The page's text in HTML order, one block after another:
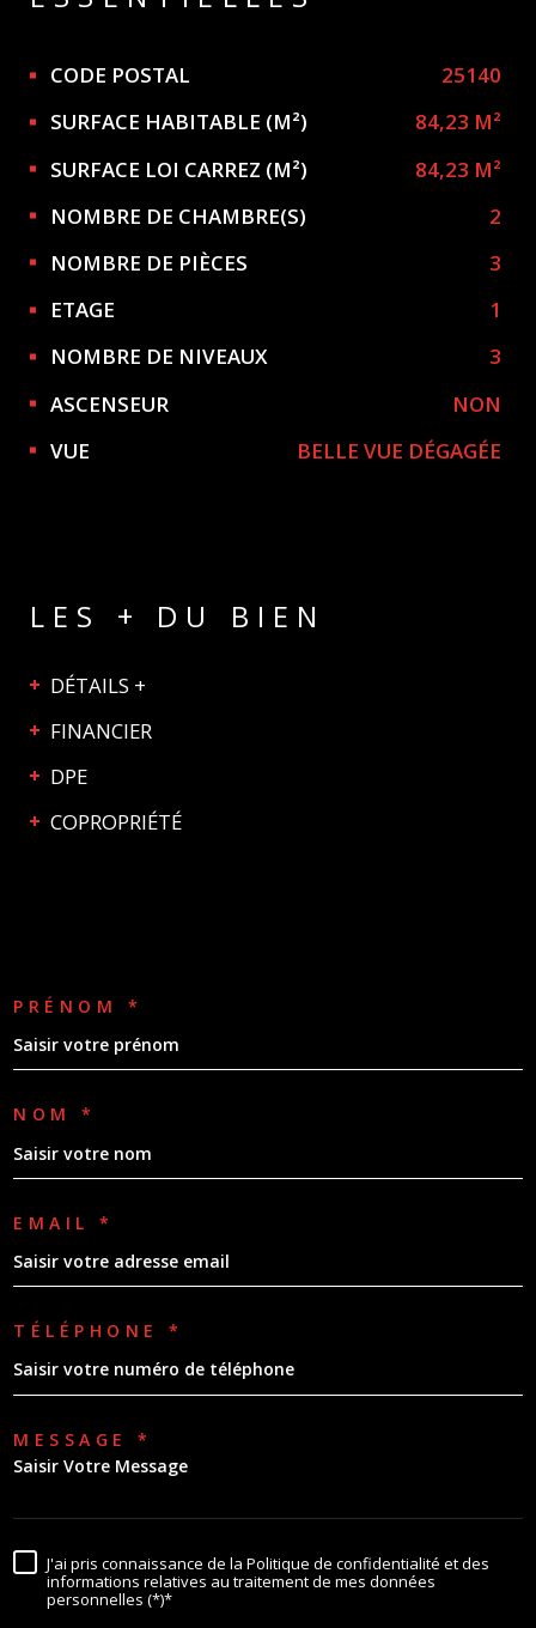
Caractérisque Valeurs
CODE POSTAL
25140
SURFACE HABITABLE (M²)
84,23 M²
SURFACE LOI CARREZ (M²)
84,23 M²
NOMBRE DE CHAMBRE(S)
2
NOMBRE DE PIÈCES
3
ETAGE
1
NOMBRE DE NIVEAUX
3
ASCENSEUR
NON
VUE
BELLE VUE DÉGAGÉE
LES + DU BIEN
DÉTAILS +
FINANCIER
DPE
COPROPRIÉTÉ
PRÉNOM *
NOM *
EMAIL *
TÉLÉPHONE *
MESSAGE *
J'ai pris connaissance de la Politique de confidentialité et des
informations relatives au traitement de mes données
personnelles (*)*